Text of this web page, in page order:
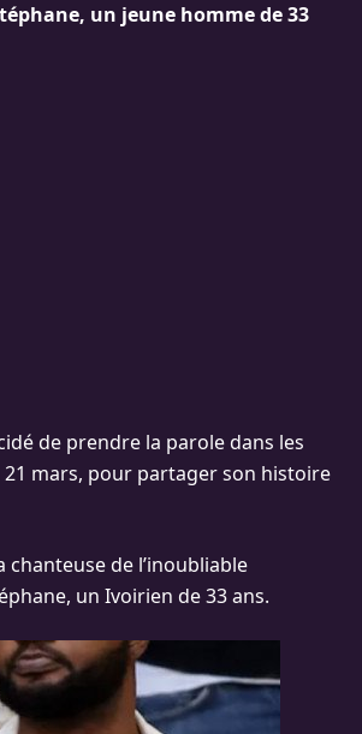
un jeune homme de 33
de prendre la parole dans les
21 mars, pour partager son histoire
chanteuse de l’inoubliable
un Ivoirien de 33 ans.